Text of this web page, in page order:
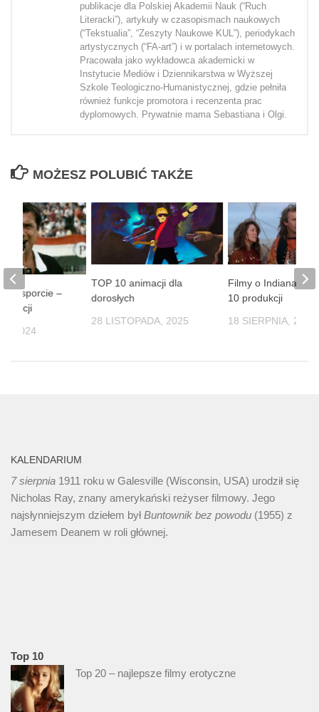
publikacje dla Polskiej Akademii Nauk (“Ruch
Literacki”), artykuły w czasopismach naukowych
(“Tekstualia”, “Zeszyty Naukowe KUL”), periodykach
artystycznych (“FA-art”) i w portalach internetowych.
Pracowała jako wykładowca akademicki w
Instytucie Mediów i Dziennikarstwa w Wyższej
Szkole Teologiczno-Humanistycznej, gdzie pełniła
również funkcje promotora i recenzenta prac
dyplomowych. Prywatnie mama Sebastiana i Olgi.
MOŻESZ POLUBIĆ TAKŻE
TOP 10 animacji dla
dorosłych
28 LISTOPADA, 2025
Filmy o Indianach –
10 produkcji
18 SIERPNIA, 2025
o sporcie –
2024
KALENDARIUM
7 sierpnia 1911 roku w Galesville (Wisconsin, USA) urodził się
Nicholas Ray, znany amerykański reżyser filmowy. Jego
najsłynniejszym dziełem byłBuntownik bez powodu (1955) z
Jamesem Deanem w roli głównej.
Top 10
Top 20 – najlepsze filmy erotyczne